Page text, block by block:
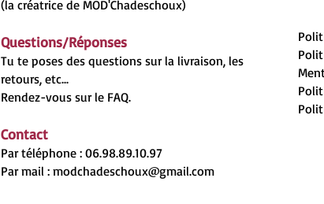
(la créatrice de MOD'Chadeschoux)
Questions/Réponses
Tu te poses des questions sur la livraison, les
retours, etc...
Rendez-vous sur le FAQ.
Contact
Par téléphone : 06.98.89.10.97
Par mail : modchadeschoux@gmail.com